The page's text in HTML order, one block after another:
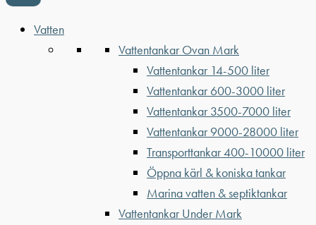
Vatten
Vattentankar Ovan Mark
Vattentankar 14-500 liter
Vattentankar 600-3000 liter
Vattentankar 3500-7000 liter
Vattentankar 9000-28000 liter
Transporttankar 400-10000 liter
Öppna kärl & koniska tankar
Marina vatten & septiktankar
Vattentankar Under Mark